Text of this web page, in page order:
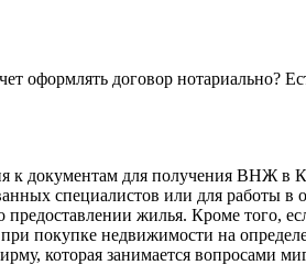
оформлять договор нотариально?
документам для получения ВНЖ в
специалистов или для работы в
жилья. Кроме того,
покупке недвижимости на
которая занимается вопросами